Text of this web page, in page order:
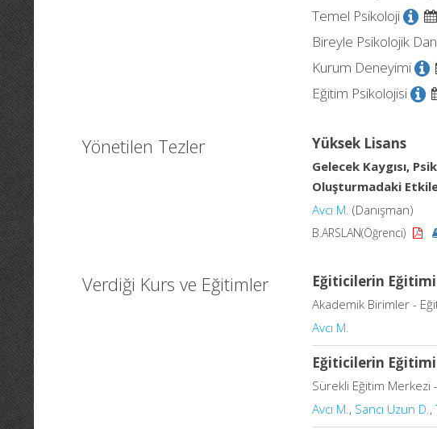
Temel Psikoloji
Bireyle Psikolojik
Kurum Deneyimi
Eğitim Psikolojisi
Yönetilen Tezler Yüksek Lisans
Gelecek Kaygısı,
Oluşturmadaki
Avcı M. (Danışman)
B.ARSLAN(Öğrenci)
Verdiği Kurs ve Eğitimler Eğiticilerin Eğitimi
Akademik Birimler -
Avcı M.
Eğiticilerin Eğitimi
Sürekli Eğitim Merkezi
Avcı M. , Sancı Uzun D. ,